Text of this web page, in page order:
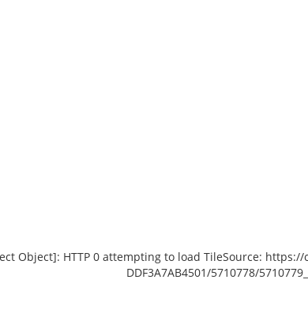
Object]: HTTP 0 attempting to load TileSource:
DDF3A7AB4501/5710778/